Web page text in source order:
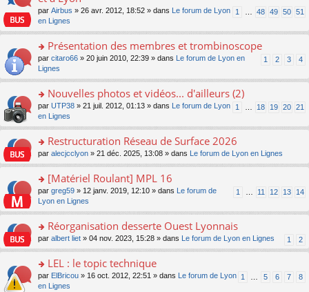
s
ré
c
e
nt
le
u
s
ré
c
e
g
o
n
lu
le
u
s
ré
c
e
nt
le
m
e
s
s
g
o
n
lu
le
u
s
ré
c
e
nt
ult
le
m
e
s
s
g
e
n
o
n
lu
u
s
ré
c
e
1 48 49 50 51
par Airbus » 26 avr. 2012, 18:52 » dans
Le forum de Lyon
en Lignes
o
s
er
le
m
e
s
s
e
n
o
n
lu
pl
s
ré
c
Présentation des membres et trombinoscope
1 2 3 4
par citaro66 » 20 juin 2010, 22:39 » dans
Le forum de Lyon en
Lignes
o
n
s
er
le
m
e
s
s
e
n
o
n
le
Nouvelles photos et vidéos... d'ailleurs (2)
1 18 19 20 21
par UTP38 » 21 juil. 2012, 01:13 » dans
Le forum de Lyon
en Lignes
o
n
ult
er
le
m
e
s
g
e
n
Restructuration Réseau de Surface 2026
par alecjcclyon » 21 déc. 2025, 13:08 » dans Le forum de Lyon en Lignes
o
s
er
le
m
e
s
s
[Matériel Roulant] MPL 16
1 11 12 13 14
par greg59 » 12 janv. 2019, 12:10 » dans
Le forum de
Lyon en Lignes
o
n
ult
er
le
Réorganisation desserte Ouest Lyonnais
1 2
par albert liet » 04 nov. 2023, 15:28 » dans Le forum de Lyon en Lignes
o
n
LEL : le topic technique
1 5 6 7 8
par ElBricou » 16 oct. 2012, 22:51 » dans
Le forum de Lyon
en Lignes